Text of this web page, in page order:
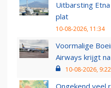
Uitbarsting
plat
10-08-2026, 11:34
Voormalige
Airways krijgt
10-08-2026, 9:22